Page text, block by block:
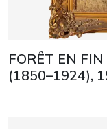
FORÊT EN
(1850–1924),